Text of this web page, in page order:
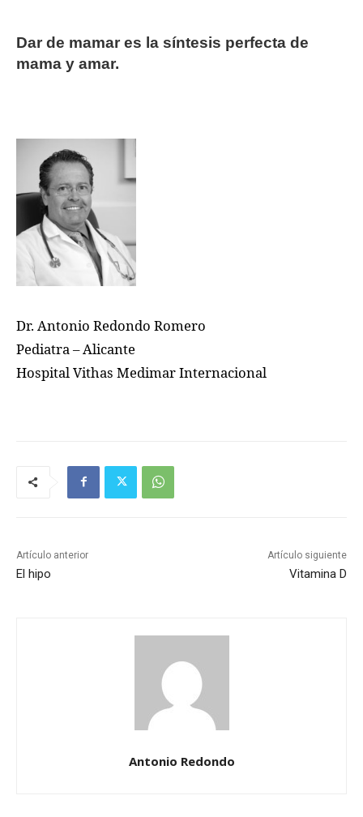
Dar de mamar es la síntesis perfecta de
mama y amar.
Dr. Antonio Redondo Romero
Pediatra – Alicante
Hospital Vithas Medimar Internacional
Artículo anterior
El hipo
Artículo siguiente
Vitamina D
Antonio Redondo